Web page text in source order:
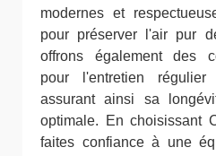
modernes et
pour préserver l'air pur
offrons également des
pour l'entretien
assurant ainsi sa
optimale. En choisissant
faites confiance à une